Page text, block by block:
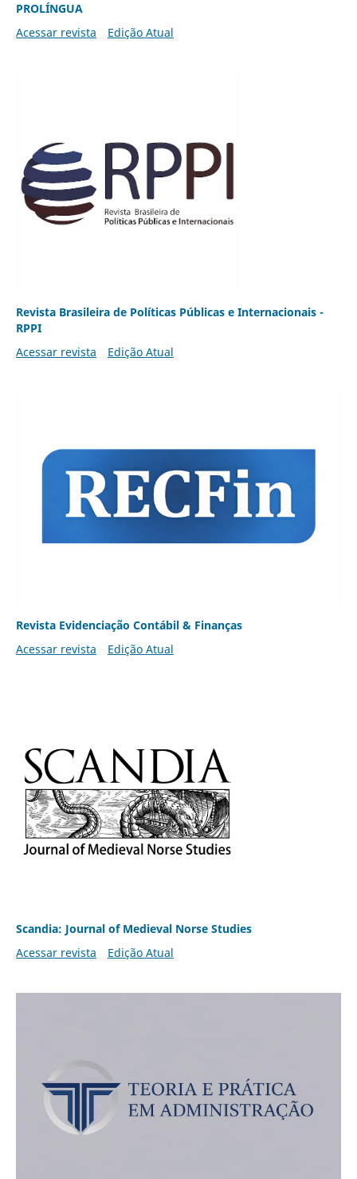
PROLÍNGUA
Acessar revista
Edição Atual
Revista Brasileira de Políticas Públicas e Internacionais -
RPPI
Acessar revista
Edição Atual
Revista Evidenciação Contábil & Finanças
Acessar revista
Edição Atual
Scandia: Journal of Medieval Norse Studies
Acessar revista
Edição Atual